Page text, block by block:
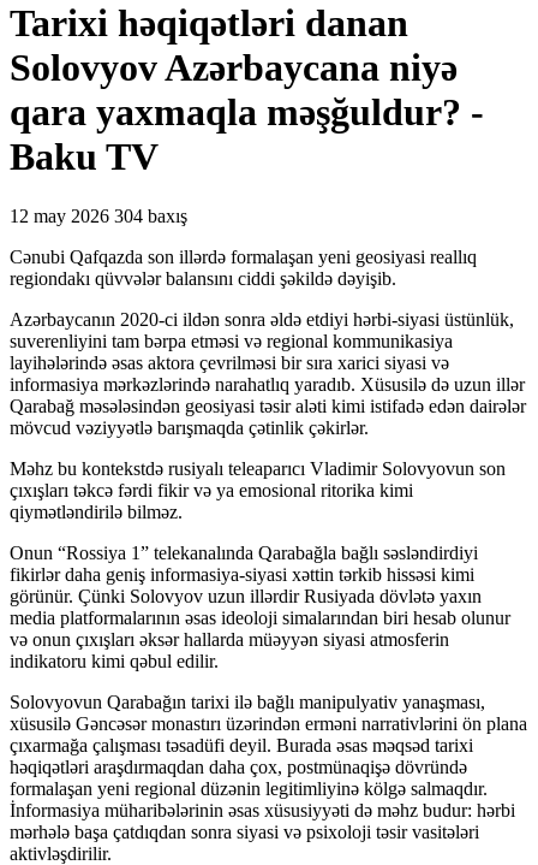
Tarixi həqiqətləri danan
Solovyov Azərbaycana niyə
qara yaxmaqla məşğuldur? -
Baku TV
12 may 2026 304 baxış
Cənubi Qafqazda son illərdə formalaşan yeni geosiyasi reallıq
regiondakı qüvvələr balansını ciddi şəkildə dəyişib.
Azərbaycanın 2020-ci ildən sonra əldə etdiyi hərbi-siyasi üstünlük,
suverenliyini tam bərpa etməsi və regional kommunikasiya
layihələrində əsas aktora çevrilməsi bir sıra xarici siyasi və
informasiya mərkəzlərində narahatlıq yaradıb. Xüsusilə də uzun illər
Qarabağ məsələsindən geosiyasi təsir aləti kimi istifadə edən dairələr
mövcud vəziyyətlə barışmaqda çətinlik çəkirlər.
Məhz bu kontekstdə rusiyalı teleaparıcı Vladimir Solovyovun son
çıxışları təkcə fərdi fikir və ya emosional ritorika kimi
qiymətləndirilə bilməz.
Onun “Rossiya 1” telekanalında Qarabağla bağlı səsləndirdiyi
fikirlər daha geniş informasiya-siyasi xəttin tərkib hissəsi kimi
görünür. Çünki Solovyov uzun illərdir Rusiyada dövlətə yaxın
media platformalarının əsas ideoloji simalarından biri hesab olunur
və onun çıxışları əksər hallarda müəyyən siyasi atmosferin
indikatoru kimi qəbul edilir.
Solovyovun Qarabağın tarixi ilə bağlı manipulyativ yanaşması,
xüsusilə Gəncəsər monastırı üzərindən erməni narrativlərini ön plana
çıxarmağa çalışması təsadüfi deyil. Burada əsas məqsəd tarixi
həqiqətləri araşdırmaqdan daha çox, postmünaqişə dövründə
formalaşan yeni regional düzənin legitimliyinə kölgə salmaqdır.
İnformasiya müharibələrinin əsas xüsusiyyəti də məhz budur: hərbi
mərhələ başa çatdıqdan sonra siyasi və psixoloji təsir vasitələri
aktivləşdirilir.